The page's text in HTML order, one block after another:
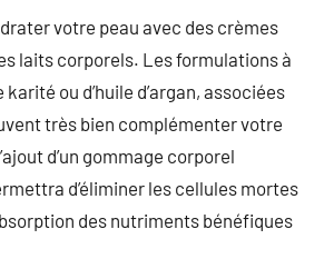
votre peau avec des crèmes
laits corporels. Les formulations à
ou d’huile d’argan, associées
très bien complémenter votre
d’un gommage corporel
d’éliminer les cellules mortes
des nutriments bénéfiques